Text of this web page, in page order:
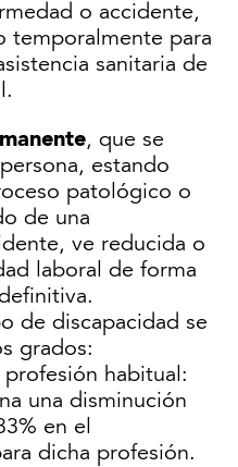
o accidente,
temporalmente para
sanitaria de
, que se
estando
patológico o
de una
ve reducida o
laboral de forma
de discapacidad se
grados:
profesión habitual:
una disminución
en el
dicha profesión.